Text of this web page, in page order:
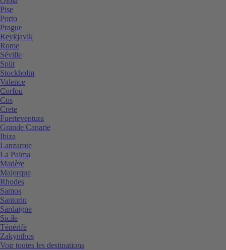
Pise
Porto
Prague
Reykjavik
Rome
Séville
Split
Stockholm
Valence
Corfou
Cos
Crete
Fuerteventura
Grande Canarie
Ibiza
Lanzarote
La Palma
Madère
Majorque
Rhodes
Samos
Santorin
Sardaigne
Sicile
Ténérife
Zakynthos
Voir toutes les destinations